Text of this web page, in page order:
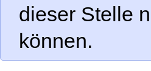
dieser Stelle
können.